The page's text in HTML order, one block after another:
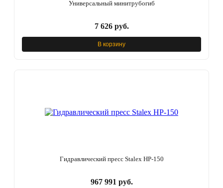
Универсальный минитрубогиб
7 626 руб.
В корзину
Гидравлический пресс Stalex HP-150
967 991 руб.